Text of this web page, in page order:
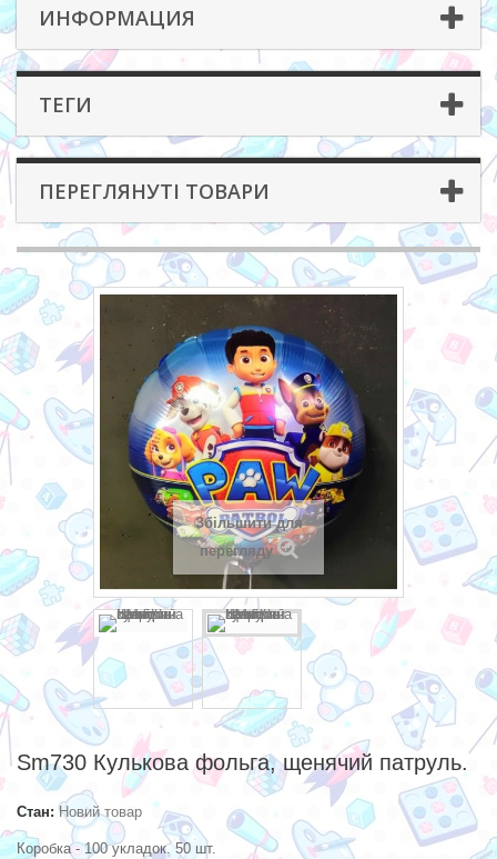
ИНФОРМАЦИЯ
ТЕГИ
ПЕРЕГЛЯНУТІ ТОВАРИ
Збільшити для
перегляду
Sm730 Кулькова фольга, щенячий патруль.
Стан: Новий товар
Коробка - 100 укладок. 50 шт.